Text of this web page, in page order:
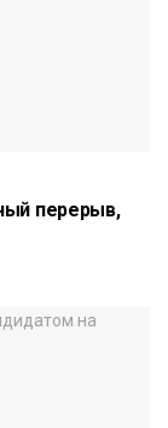
перерыв,